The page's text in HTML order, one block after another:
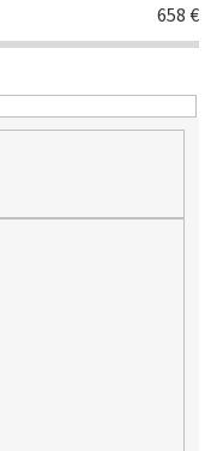
658€